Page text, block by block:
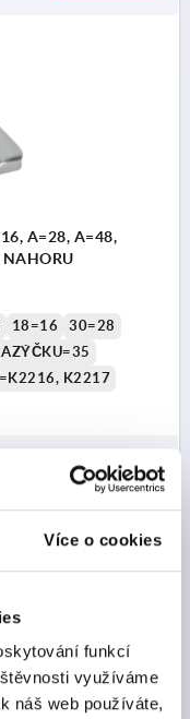
Více o cookies
funkcí
využíváme
náš web používáte,
A=28, A=48,
18=16
30=28
=K2216, K2217
DETAILY